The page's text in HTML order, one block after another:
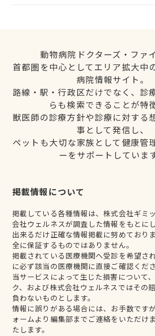
動物病院ドクターズ・ファ
首都圏を中心としてエリア拡大中
病院情報サイト。
路線・駅・行政区だけでなく、診
らも検索できることが特
獣医師の診療方針や診療に対する
事として発信し、
ペットも大切な家族として健康管
ーをサポートしています
掲載情報について
掲載している各種情報は、株式会社ギミ
会社ウェルネスが調査した情報をもとにし
出来るだけ正確な情報掲載に努めており
全に保証するものではありません。
掲載されている医療機関へ受診を希望さ
に必ず該当の医療機関に直接ご確認くださ
当サービスによって生じた損害について
ク、および株式会社ウェルネスではその
負わないものとします。
情報に誤りがある場合には、お手数です
ォームより編集部までご連絡をいただけ
たします。